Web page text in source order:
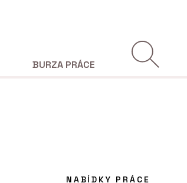
BURZA PRÁCE
NABÍDKY PRÁCE